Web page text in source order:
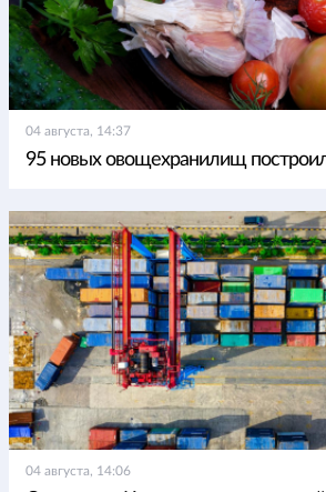
04 августа, 14:37
95 новых овощехранилищ
04 августа, 14:06